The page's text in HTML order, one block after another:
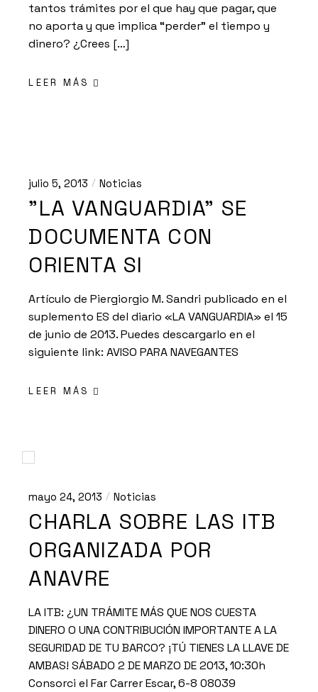
tantos trámites por el que hay que pagar, que
no aporta y que implica “perder” el tiempo y
dinero? ¿Crees […]
LEER MÁS
julio 5, 2013 Noticias
"LA VANGUARDIA" SE
DOCUMENTA CON
ORIENTA SI
Artículo de Piergiorgio M. Sandri publicado en el
suplemento ES del diario «LA VANGUARDIA» el 15
de junio de 2013. Puedes descargarlo en el
siguiente link: AVISO PARA NAVEGANTES
LEER MÁS
mayo 24, 2013 Noticias
CHARLA SOBRE LAS ITB
ORGANIZADA POR
ANAVRE
LA ITB: ¿UN TRÁMITE MÁS QUE NOS CUESTA
DINERO O UNA CONTRIBUCIÓN IMPORTANTE A LA
SEGURIDAD DE TU BARCO? ¡TÚ TIENES LA LLAVE DE
AMBAS! SÁBADO 2 DE MARZO DE 2013, 10:30h
Consorci el Far Carrer Escar, 6-8 08039